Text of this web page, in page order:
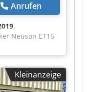
Anrufen
,
Neuson ET16
1.476
Wacker
*
1.476 *
Inkl. 3 x Löffel *
Kleinanzeige